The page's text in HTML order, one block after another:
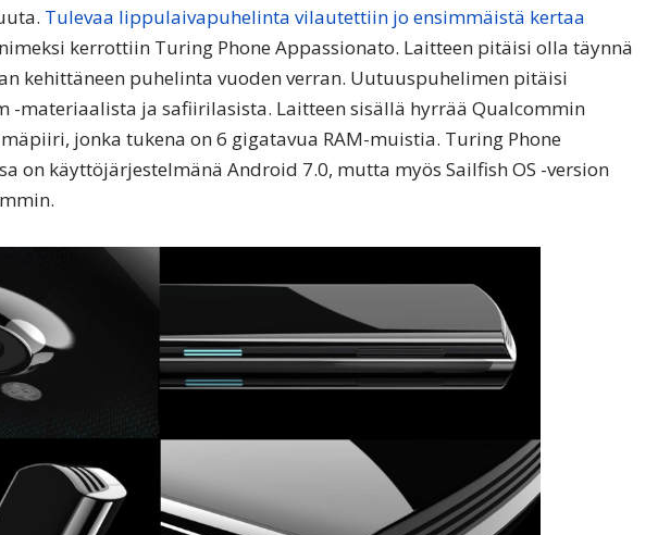
Tulevaa lippulaivapuhelinta vilautettiin jo ensimmäistä kertaa
kerrottiin Turing Phone Appassionato. Laitteen pitäisi olla täynnä
kehittäneen puhelinta vuoden verran. Uutuuspuhelimen pitäisi
-materiaalista ja safiirilasista. Laitteen sisällä hyrrää Qualcommin
jonka tukena on 6 gigatavua RAM-muistia. Turing Phone
on käyttöjärjestelmänä Android 7.0, mutta myös Sailfish OS -version